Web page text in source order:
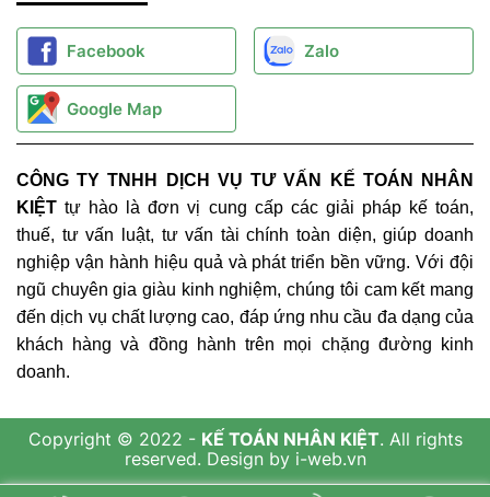
Facebook Zalo
Google Map
CÔNG TY TNHH DỊCH VỤ TƯ VẤN KẾ TOÁN NHÂN
KIỆT tự hào là đơn vị cung cấp các giải pháp kế toán,
thuế, tư vấn luật, tư vấn tài chính toàn diện, giúp doanh
nghiệp vận hành hiệu quả và phát triển bền vững. Với đội
ngũ chuyên gia giàu kinh nghiệm, chúng tôi cam kết mang
đến dịch vụ chất lượng cao, đáp ứng nhu cầu đa dạng của
khách hàng và đồng hành trên mọi chặng đường kinh
doanh.
Copyright © 2022 - KẾ TOÁN NHÂN KIỆT. All rights
reserved. Design by i-web.vn